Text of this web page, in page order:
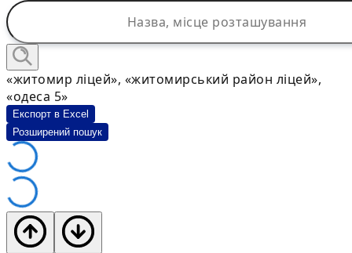
«житомир ліцей», «житомирський район ліцей»,
«одеса 5»
Експорт в Excel
Розширений пошук